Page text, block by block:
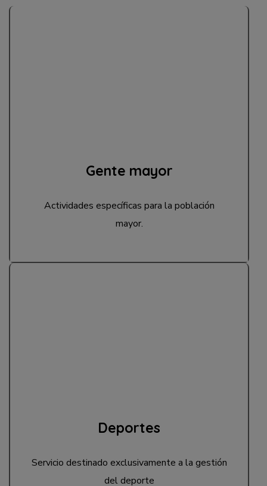
Gente mayor
Actividades específicas para la población
mayor.
Deportes
Servicio destinado exclusivamente a la gestión
del deporte